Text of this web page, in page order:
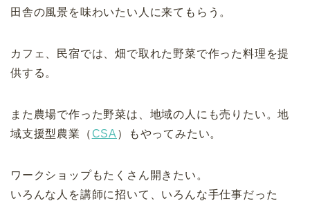
田舎の風景を味わいたい人に来てもらう。
カフェ、民宿では、畑で取れた野菜で作った料理を提
供する。
また農場で作った野菜は、地域の人にも売りたい。地
域支援型農業（CSA ）もやってみたい。
ワークショップもたくさん開きたい。
いろんな人を講師に招いて、いろんな手仕事だった